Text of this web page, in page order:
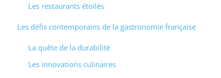
Les restaurants étoilés
Les défis contemporains de la gastronomie française
La quête de la durabilité
Les innovations culinaires